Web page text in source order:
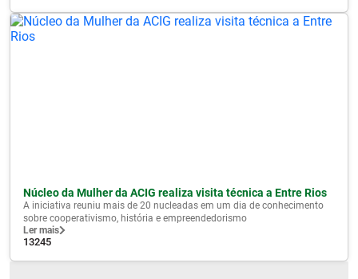
Núcleo da Mulher da ACIG realiza visita técnica a Entre Rios
A iniciativa reuniu mais de 20 nucleadas em um dia de conhecimento
sobre cooperativismo, história e empreendedorismo
Ler mais
13245